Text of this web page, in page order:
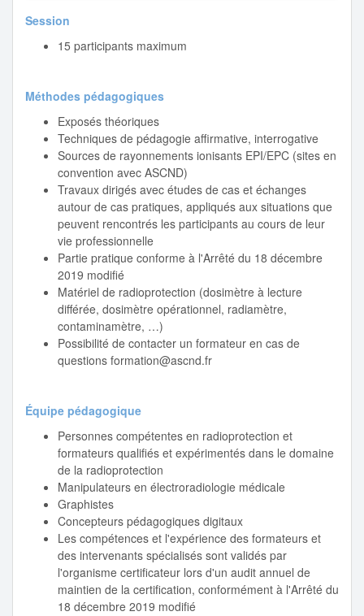
Session
15 participants maximum
Méthodes pédagogiques
Exposés théoriques
Techniques de pédagogie affirmative, interrogative
Sources de rayonnements ionisants EPI/EPC (sites en
convention avec ASCND)
Travaux dirigés avec études de cas et échanges
autour de cas pratiques, appliqués aux situations que
peuvent rencontrés les participants au cours de leur
vie professionnelle
Partie pratique conforme à l'Arrêté du 18 décembre
2019 modifié
Matériel de radioprotection (dosimètre à lecture
différée, dosimètre opérationnel, radiamètre,
contaminamètre, …)
Possibilité de contacter un formateur en cas de
questions formation@ascnd.fr
Équipe pédagogique
Personnes compétentes en radioprotection et
formateurs qualifiés et expérimentés dans le domaine
de la radioprotection
Manipulateurs en électroradiologie médicale
Graphistes
Concepteurs pédagogiques digitaux
Les compétences et l'expérience des formateurs et
des intervenants spécialisés sont validés par
l'organisme certificateur lors d'un audit annuel de
maintien de la certification, conformément à l'Arrêté du
18 décembre 2019 modifié